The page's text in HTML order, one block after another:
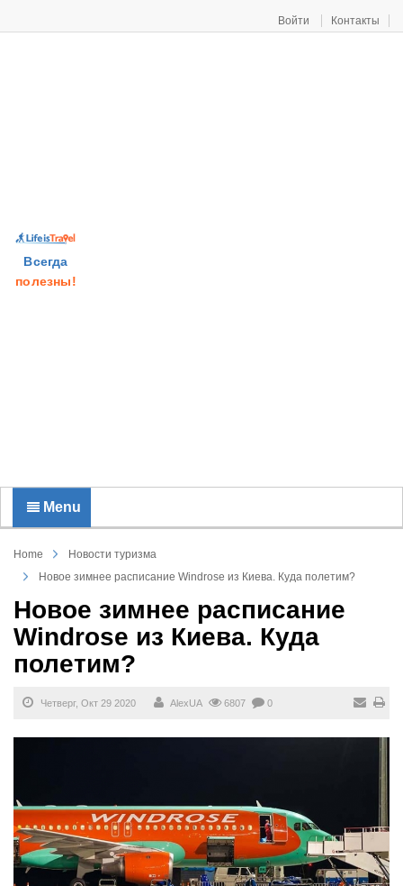
Войти Контакты
Всегда
полезны!
Menu
Home
Новости туризма
Новое зимнее расписание Windrose из Киева. Куда полетим?
Новое зимнее расписание
Windrose из Киева. Куда
полетим?
Четверг, Окт 29 2020 AlexUA 6807 0